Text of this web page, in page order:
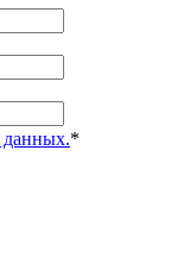
данных.*